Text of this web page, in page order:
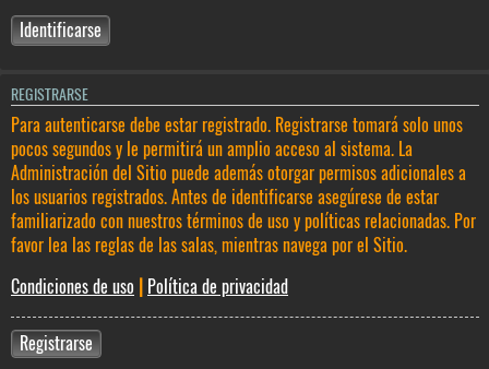
REGISTRARSE
Para autenticarse debe estar registrado. Registrarse tomará solo unos
pocos segundos y le permitirá un amplio acceso al sistema. La
Administración del Sitio puede además otorgar permisos adicionales a
los usuarios registrados. Antes de identificarse asegúrese de estar
familiarizado con nuestros términos de uso y políticas relacionadas. Por
favor lea las reglas de las salas, mientras navega por el Sitio.
Condiciones de uso
Política de privacidad
Registrarse